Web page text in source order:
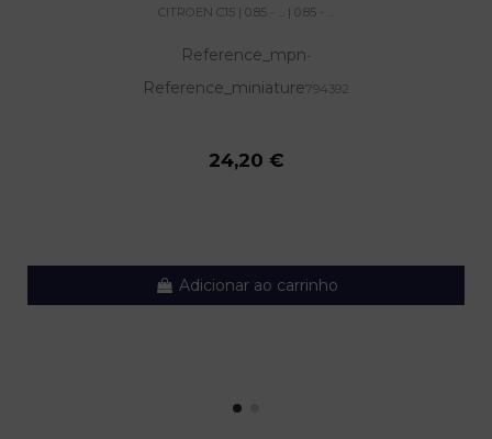
CITROEN C15 | 0.85 - ... | 0.85 - ...
Reference_mpn-
Reference_miniature794392
24,20 €
Adicionar ao carrinho